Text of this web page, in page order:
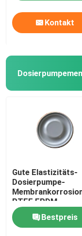
Kontakt
Gute Elastizitäts-
Dosierpumpe-
PTFE EPDM
Bestpreis